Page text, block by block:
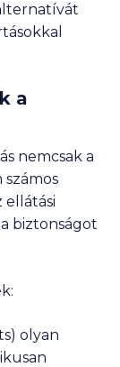
a
nemcsak a
ellátási
biztonságot
olyan